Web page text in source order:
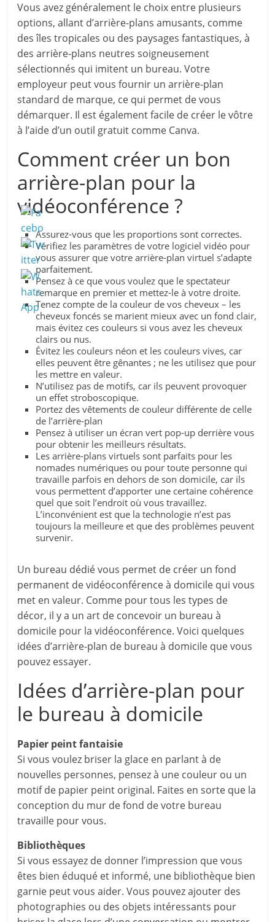
Vous avez généralement le choix entre plusieurs
options, allant d’arrière-plans amusants, comme
des îles tropicales ou des paysages fantastiques, à
des arrière-plans neutres soigneusement
sélectionnés qui imitent un bureau. Votre
employeur peut vous fournir un arrière-plan
standard de marque, ce qui permet de vous
démarquer. Il est également facile de créer le vôtre
à l’aide d’un outil gratuit comme Canva.
Comment créer un bon
arrière-plan pour la
vidéoconférence ?
Assurez-vous que les proportions sont correctes.
Vérifiez les paramètres de votre logiciel vidéo pour
vous assurer que votre arrière-plan virtuel s’adapte
parfaitement.
Pensez à ce que vous voulez que le spectateur
remarque en premier et mettez-le à votre droite.
Tenez compte de la couleur de vos cheveux – les
cheveux foncés se marient mieux avec un fond clair,
mais évitez ces couleurs si vous avez les cheveux
clairs ou nus.
Évitez les couleurs néon et les couleurs vives, car
elles peuvent être gênantes ; ne les utilisez que pour
les mettre en valeur.
N’utilisez pas de motifs, car ils peuvent provoquer
un effet stroboscopique.
Portez des vêtements de couleur différente de celle
de l’arrière-plan
Pensez à utiliser un écran vert pop-up derrière vous
pour obtenir les meilleurs résultats.
Les arrière-plans virtuels sont parfaits pour les
nomades numériques ou pour toute personne qui
travaille parfois en dehors de son domicile, car ils
vous permettent d’apporter une certaine cohérence
quel que soit l’endroit où vous travaillez.
L’inconvénient est que la technologie n’est pas
toujours la meilleure et que des problèmes peuvent
survenir.
Un bureau dédié vous permet de créer un fond
permanent de vidéoconférence à domicile qui vous
met en valeur. Comme pour tous les types de
décor, il y a un art de concevoir un bureau à
domicile pour la vidéoconférence. Voici quelques
idées d’arrière-plan de bureau à domicile que vous
pouvez essayer.
Idées d’arrière-plan pour
le bureau à domicile
Papier peint fantaisie
Si vous voulez briser la glace en parlant à de
nouvelles personnes, pensez à une couleur ou un
motif de papier peint original. Faites en sorte que la
conception du mur de fond de votre bureau
travaille pour vous.
Bibliothèques
Si vous essayez de donner l’impression que vous
êtes bien éduqué et informé, une bibliothèque bien
garnie peut vous aider. Vous pouvez ajouter des
photographies ou des objets intéressants pour